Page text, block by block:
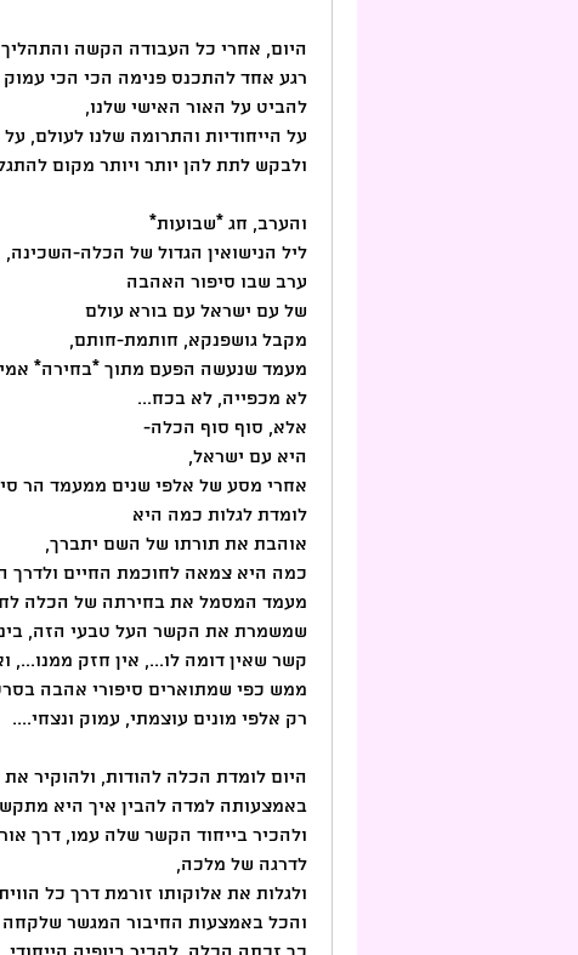
היום, אחרי כל העבודה הקשה
רגע אחד להתכנס פנימה הכי הכי
להביט על האור האישי שלנו,
על הייחודיות והתרומה שלנו לעולם,
ולבקש לתת להן יותר ויותר מקום
והערב, חג *שבועות*
ליל הנישואין הגדול של הכלה-השכינה,
ערב שבו סיפור האהבה
של עם ישראל עם בורא עולם
מקבל גושפנקא, חותמת-חותם,
מעמד שנעשה הפעם מתוך *בחירה*
לא מכפייה, לא בכח...
אלא, סוף סוף הכלה-
היא עם ישראל,
אחרי מסע של אלפי שנים ממעמד הר
לומדת לגלות כמה היא
אוהבת את תורתו של השם יתברך,
כמה היא צמאה לחוכמת החיים ולדרך
מעמד המסמל את בחירתה של הכלה
שמשמרת את הקשר העל טבעי הזה,
קשר שאין דומה לו..., אין חזק ממנו..., ואין
ממש כפי שמתוארים סיפורי אהבה
רק אלפי מונים עוצמתי, עמוק ונצחי....
היום לומדת הכלה להודות, ולהוקיר את
באמצעותה למדה להבין איך היא
לדרגה של מלכה,
ולגלות את אלוקותו זורמת דרך כל
והכל באמצעות החיבור המגשר שלקחה